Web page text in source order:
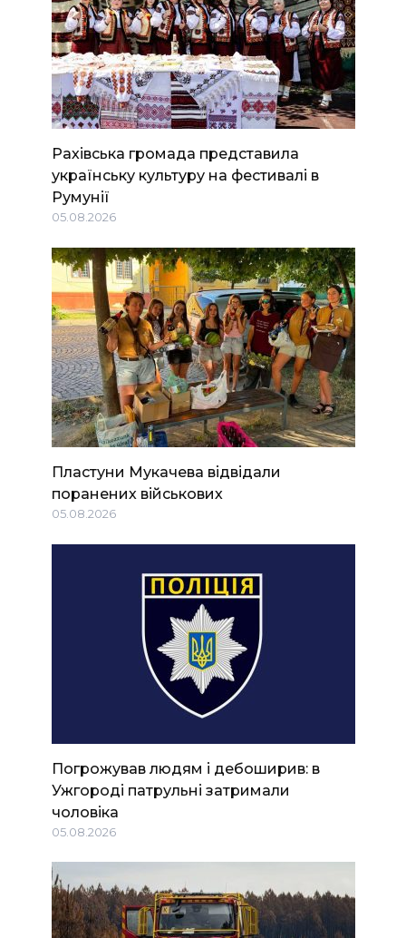
Рахівська громада представила
українську культуру на фестивалі в
Румунії
05.08.2026
Пластуни Мукачева відвідали
поранених військових
05.08.2026
Погрожував людям і дебоширив: в
Ужгороді патрульні затримали
чоловіка
05.08.2026